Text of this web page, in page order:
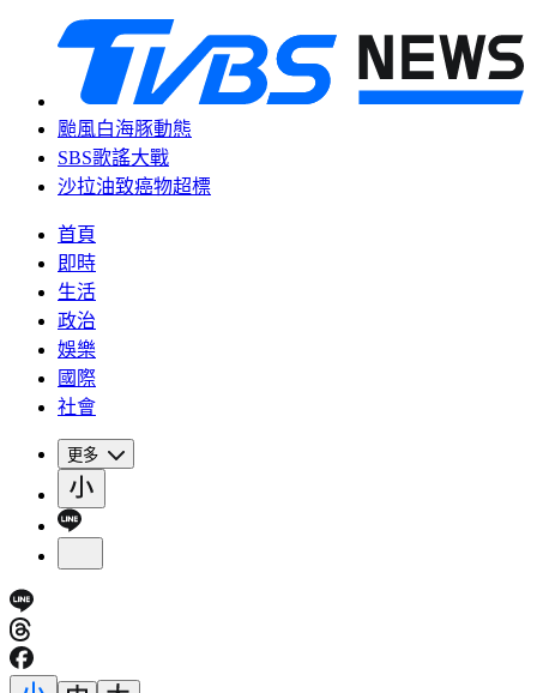
颱風白海豚動態
SBS歌謠大戰
沙拉油致癌物超標
首頁
即時
生活
政治
娛樂
國際
社會
更多